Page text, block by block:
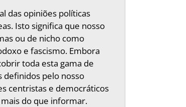
das opiniões políticas
Isto significa que nosso
ou de nicho como
e fascismo. Embora
toda esta gama de
definidos pelo nosso
centristas e democráticos
do que informar.